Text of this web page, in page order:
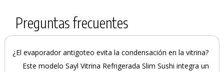
Preguntas frecuentes
¿El evaporador antigoteo evita la condensación en la vitrina?
Este modelo Sayl Vitrina Refrigerada Slim Sushi integra un